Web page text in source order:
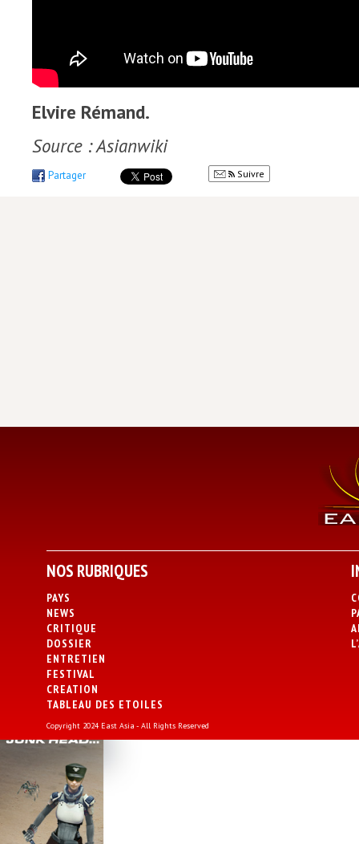
Elvire Rémand.
Source : Asianwiki
Partager Suivre
NOS RUBRIQUES
PAYS
NEWS
CRITIQUE
DOSSIER
ENTRETIEN
FESTIVAL
CREATION
TABLEAU DES ETOILES
Copyright 2024 East Asia - All Rights Reserved